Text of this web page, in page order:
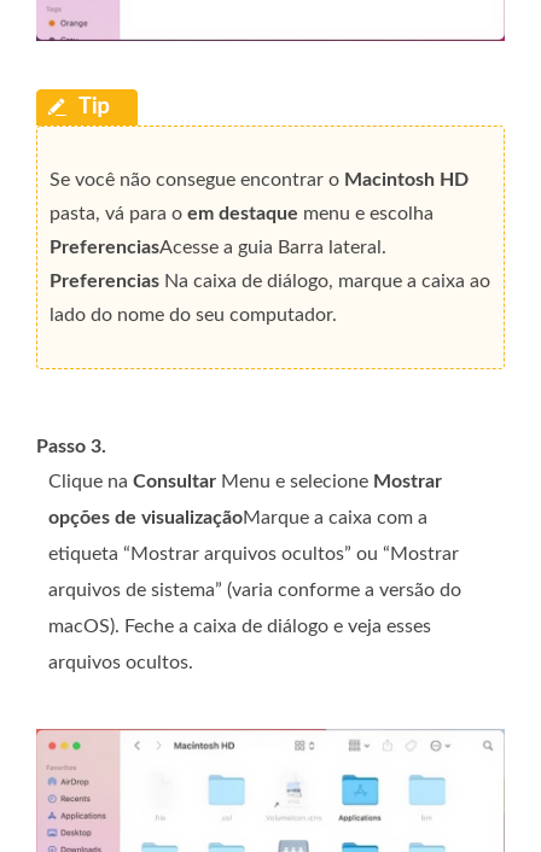
Se você não consegue encontrar o Macintosh HD
pasta, vá para o em destaque menu e escolha
PreferenciasAcesse a guia Barra lateral.
Preferencias Na caixa de diálogo, marque a caixa ao
lado do nome do seu computador.
Passo 3.
Clique na Consultar Menu e selecione Mostrar
opções de visualizaçãoMarque a caixa com a
etiqueta “Mostrar arquivos ocultos” ou “Mostrar
arquivos de sistema” (varia conforme a versão do
macOS). Feche a caixa de diálogo e veja esses
arquivos ocultos.